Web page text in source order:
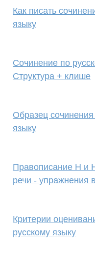
Как писать
языку
Сочинение по
Структура + клише
Образец
языку
Правописание Н и
речи - упражнения
Критерии
русскому языку